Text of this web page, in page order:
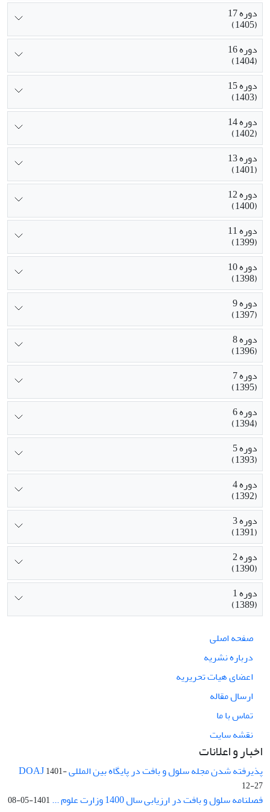
دوره 17
(1405)
دوره 16
(1404)
دوره 15
(1403)
دوره 14
(1402)
دوره 13
(1401)
دوره 12
(1400)
دوره 11
(1399)
دوره 10
(1398)
دوره 9
(1397)
دوره 8
(1396)
دوره 7
(1395)
دوره 6
(1394)
دوره 5
(1393)
دوره 4
(1392)
دوره 3
(1391)
دوره 2
(1390)
دوره 1
(1389)
صفحه اصلی
درباره نشریه
اعضای هیات تحریریه
ارسال مقاله
تماس با ما
نقشه سایت
اخبار و اعلانات
پذیرفته شدن مجله سلول و بافت در پایگاه بین المللی DOAJ1401-
12-27
فصلنامه سلول و بافت در ارزیابی سال 1400 وزارت علوم ... 1401-05-08